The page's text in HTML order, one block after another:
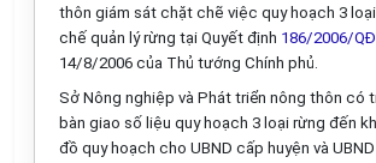
thôn giám sát chặt chẽ việc quy hoạch 3
chế quản lý rừng tại Quyết định 186/2006/
14/8/2006 của Thủ tướng Chính phủ.
Sở Nông nghiệp và Phát triển nông thôn có
bàn giao số liệu quy hoạch 3 loại rừng đến
đồ quy hoạch cho UBND cấp huyện và